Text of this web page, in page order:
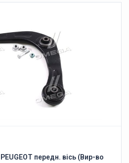
передн. вісь (Вир-во